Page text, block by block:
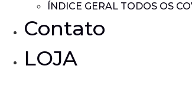
ÍNDICE GERAL TODOS OS
Contato
LOJA